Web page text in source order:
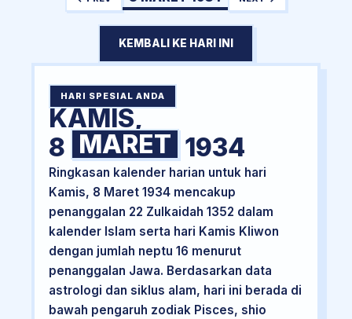
KEMBALI KE HARI INI
HARI SPESIAL ANDA
KAMIS,
8 MARET 1934
Ringkasan kalender harian untuk hari
Kamis, 8 Maret 1934 mencakup
penanggalan 22 Zulkaidah 1352 dalam
kalender Islam serta hari Kamis Kliwon
dengan jumlah neptu 16 menurut
penanggalan Jawa. Berdasarkan data
astrologi dan siklus alam, hari ini berada di
bawah pengaruh zodiak Pisces, shio